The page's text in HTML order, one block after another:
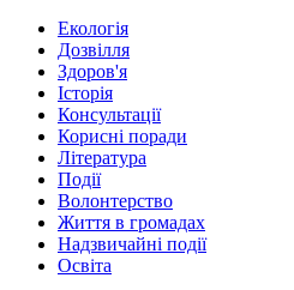
Екологія
Дозвілля
Здоров'я
Історія
Консультації
Корисні поради
Література
Події
Волонтерство
Життя в громадах
Надзвичайні події
Освіта